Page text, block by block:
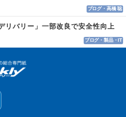
ブログ・高橋 聡
バリー」一部改良で安全性向上
ブログ・製品・IT